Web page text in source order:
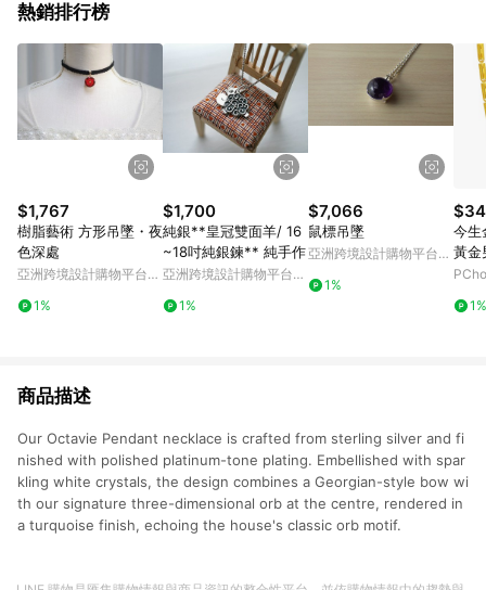
熱銷排行榜
$1,767
樹脂藝術 方形吊墜・夜
色深處
亞洲跨境設計購物平台
1%
$1,700
純銀**皇冠雙面羊/ 16
~18吋純銀鍊** 純手作
亞洲跨境設計購物平台
1%
$7,066
鼠標吊墜
亞洲跨境設計購物平台
1%
今生
黃金
1%
商品描述
Our Octavie Pendant necklace is crafted from sterling silver and fi
nished with polished platinum-tone plating. Embellished with spar
kling white crystals, the design combines a Georgian-style bow wi
th our signature three-dimensional orb at the centre, rendered in
a turquoise finish, echoing the house's classic orb motif.